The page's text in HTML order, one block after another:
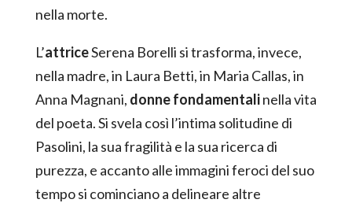
nella morte.
L’attriceSerena Borelli si trasforma, invece,
nella madre, in Laura Betti, in Maria Callas, in
Anna Magnani, donne fondamentalinella vita
del poeta. Si svela così l’intima solitudine di
Pasolini, la sua fragilità e la sua ricerca di
purezza, e accanto alle immagini feroci del suo
tempo si cominciano a delineare altre